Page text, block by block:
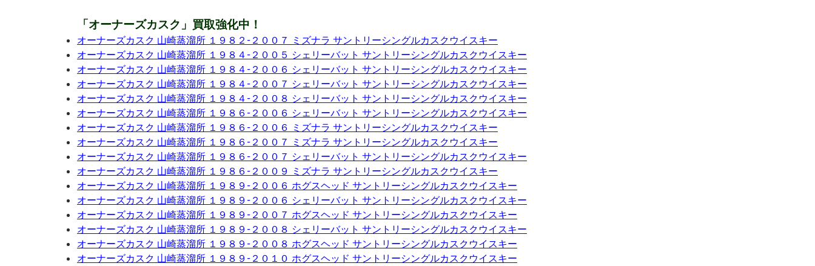
「オーナーズカスク」買取強化中！
オーナーズカスク 山崎蒸溜所 １９８２-２００７ ミズナラ サントリーシングルカスクウイスキー
オーナーズカスク 山崎蒸溜所 １９８４-２００５ シェリーバット サントリーシングルカスクウイスキー
オーナーズカスク 山崎蒸溜所 １９８４-２００６ シェリーバット サントリーシングルカスクウイスキー
オーナーズカスク 山崎蒸溜所 １９８４-２００７ シェリーバット サントリーシングルカスクウイスキー
オーナーズカスク 山崎蒸溜所 １９８４-２００８ シェリーバット サントリーシングルカスクウイスキー
オーナーズカスク 山崎蒸溜所 １９８６-２００６ シェリーバット サントリーシングルカスクウイスキー
オーナーズカスク 山崎蒸溜所 １９８６-２００６ ミズナラ サントリーシングルカスクウイスキー
オーナーズカスク 山崎蒸溜所 １９８６-２００７ ミズナラ サントリーシングルカスクウイスキー
オーナーズカスク 山崎蒸溜所 １９８６-２００７ シェリーバット サントリーシングルカスクウイスキー
オーナーズカスク 山崎蒸溜所 １９８６-２００９ ミズナラ サントリーシングルカスクウイスキー
オーナーズカスク 山崎蒸溜所 １９８９-２００６ ホグスヘッド サントリーシングルカスクウイスキー
オーナーズカスク 山崎蒸溜所 １９８９-２００６ シェリーバット サントリーシングルカスクウイスキー
オーナーズカスク 山崎蒸溜所 １９８９-２００７ ホグスヘッド サントリーシングルカスクウイスキー
オーナーズカスク 山崎蒸溜所 １９８９-２００８ シェリーバット サントリーシングルカスクウイスキー
オーナーズカスク 山崎蒸溜所 １９８９-２００８ ホグスヘッド サントリーシングルカスクウイスキー
オーナーズカスク 山崎蒸溜所 １９８９-２０１０ ホグスヘッド サントリーシングルカスクウイスキー